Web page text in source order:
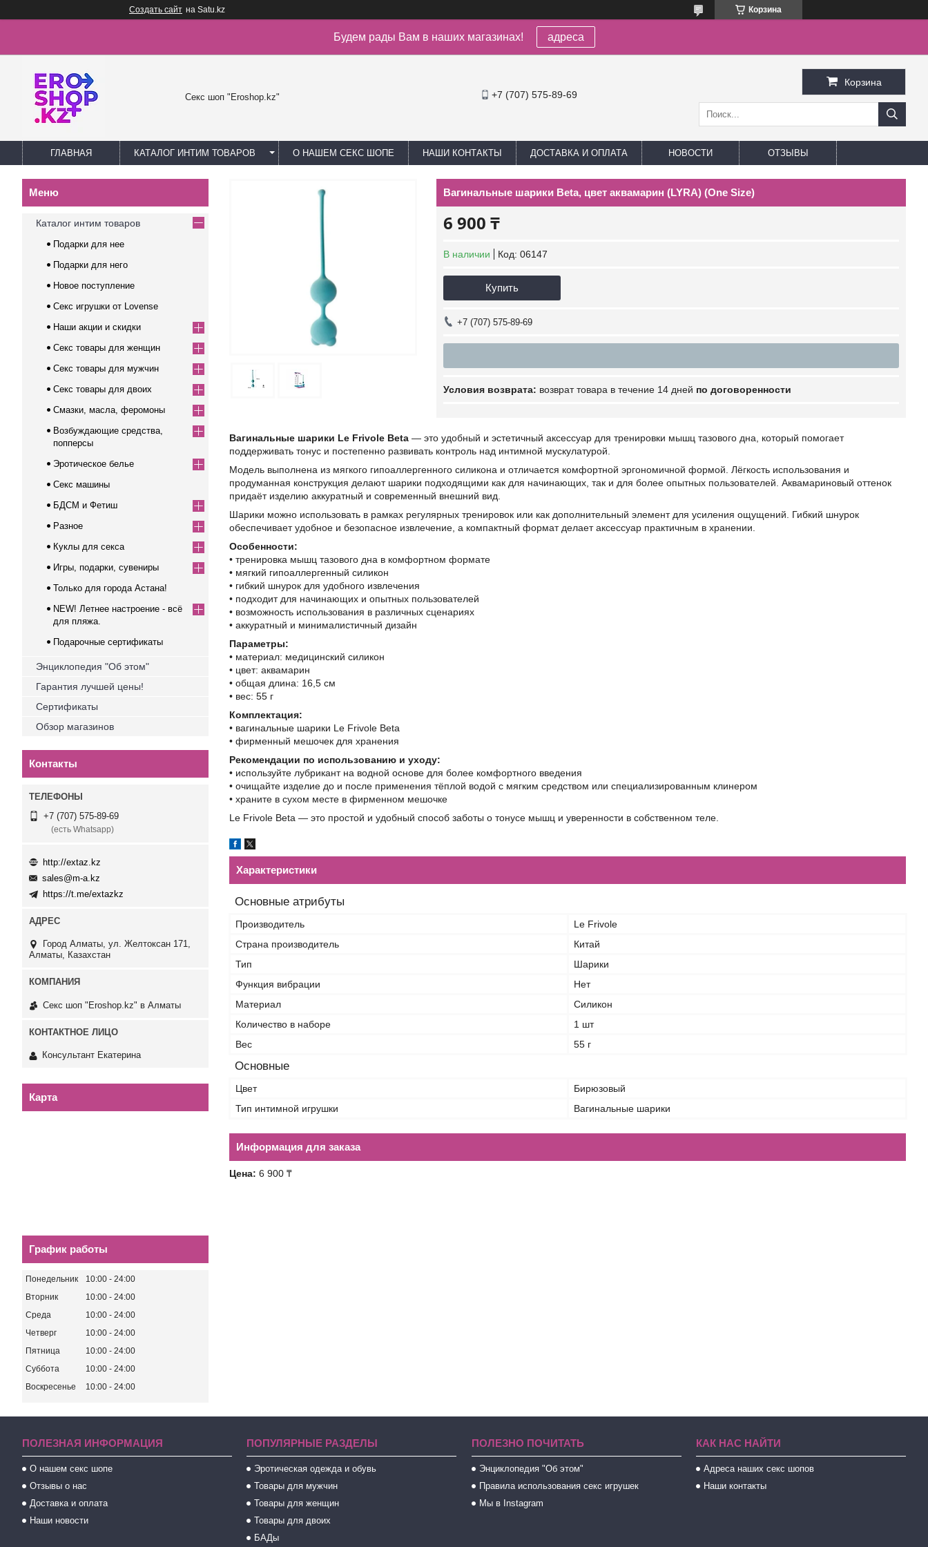
Создать сайт на Satu.kz Корзина
Будем рады Вам в наших магазинах! адреса
Секс шоп "Eroshop.kz" +7 (707) 575-89-69
Корзина
ГЛАВНАЯ КАТАЛОГ ИНТИМ ТОВАРОВ О НАШЕМ СЕКС ШОПЕ НАШИ КОНТАКТЫ ДОСТАВКА И ОПЛАТА НОВОСТИ ОТЗЫВЫ
Вагинальные шарики Beta, цвет аквамарин (LYRA) (One Size)
6 900 ₸
В наличии Код: 06147
Купить
+7 (707) 575-89-69
возврат товара в течение 14 дней по договоренности
Вагинальные шарики Le Frivole Beta — это удобный и эстетичный аксессуар для тренировки мышц тазового дна, который помогает
поддерживать тонус и постепенно развивать контроль над интимной мускулатурой.
Модель выполнена из мягкого гипоаллергенного силикона и отличается комфортной эргономичной формой. Лёгкость использования и
продуманная конструкция делают шарики подходящими как для начинающих, так и для более опытных пользователей. Аквамариновый оттенок
придаёт изделию аккуратный и современный внешний вид.
Шарики можно использовать в рамках регулярных тренировок или как дополнительный элемент для усиления ощущений. Гибкий шнурок
обеспечивает удобное и безопасное извлечение, а компактный формат делает аксессуар практичным в хранении.
Особенности:
• тренировка мышц тазового дна в комфортном формате
• мягкий гипоаллергенный силикон
• гибкий шнурок для удобного извлечения
• подходит для начинающих и опытных пользователей
• возможность использования в различных сценариях
• аккуратный и минималистичный дизайн
Параметры:
• материал: медицинский силикон
• цвет: аквамарин
• общая длина: 16,5 см
• вес: 55 г
Комплектация:
• вагинальные шарики Le Frivole Beta
• фирменный мешочек для хранения
Рекомендации по использованию и уходу:
• используйте лубрикант на водной основе для более комфортного введения
• очищайте изделие до и после применения тёплой водой с мягким средством или специализированным клинером
• храните в сухом месте в фирменном мешочке
Le Frivole Beta — это простой и удобный способ заботы о тонусе мышц и уверенности в собственном теле.
Характеристики
Основные атрибуты
Производитель
Le Frivole
Страна производитель
Китай
Тип
Шарики
Функция вибрации
Нет
Материал
Силикон
Количество в наборе
1 шт
Вес
55 г
Основные
Цвет
Бирюзовый
Тип интимной игрушки
Вагинальные шарики
Информация для заказа
Цена: 6 900 ₸
Каталог интим товаров
Подарки для нее
Подарки для него
Новое поступление
Секс игрушки от Lovense
Наши акции и скидки
Секс товары для женщин
Секс товары для мужчин
Секс товары для двоих
Смазки, масла, феромоны
Возбуждающие средства,
попперсы
Эротическое белье
Секс машины
БДСМ и Фетиш
Разное
Куклы для секса
Игры, подарки, сувениры
Только для города Астана!
NEW! Летнее настроение - всё
для пляжа.
Подарочные сертификаты
Энциклопедия "Об этом"
Гарантия лучшей цены!
Сертификаты
Обзор магазинов
Контакты
+7 (707) 575-89-69
(есть Whatsapp)
http://extaz.kz
sales@m-a.kz
https://t.me/extazkz
Город Алматы, ул. Желтоксан 171,
Алматы, Казахстан
Секс шоп "Eroshop.kz" в Алматы
Консультант Екатерина
Карта
График работы
Понедельник 10:00
24:00
Вторник
10:00
24:00
Среда
10:00
24:00
Четверг
10:00
24:00
Пятница
10:00
24:00
Суббота
10:00
24:00
Воскресенье
10:00 24:00
ПОЛЕЗНАЯ ИНФОРМАЦИЯ
О нашем секс шопе
Отзывы о нас
Доставка и оплата
Наши новости
ПОПУЛЯРНЫЕ РАЗДЕЛЫ
Эротическая одежда и обувь
Товары для мужчин
Товары для женщин
Товары для двоих
БАДы
ПОЛЕЗНО ПОЧИТАТЬ
Энциклопедия "Об этом"
Правила использования секс игрушек
Мы в Instagram
КАК НАС НАЙТИ
Адреса наших секс шопов
Наши контакты